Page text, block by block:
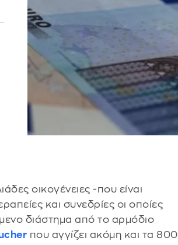
οικογένειες -που είναι
και συνεδρίες οι οποίες
διάστημα από το αρμόδιο
που αγγίζει ακόμη και τα 800